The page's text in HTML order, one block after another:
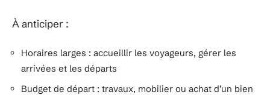
À anticiper :
Horaires larges : accueillir les voyageurs, gérer les
arrivées et les départs
Budget de départ : travaux, mobilier ou achat d’un bien